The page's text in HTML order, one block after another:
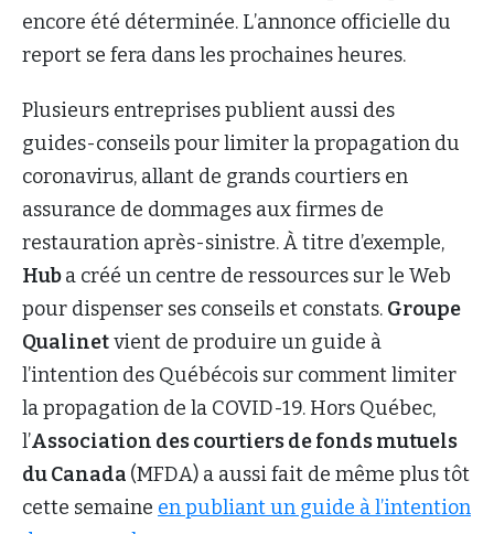
encore été déterminée. L’annonce officielle du
report se fera dans les prochaines heures.
Plusieurs entreprises publient aussi des
guides-conseils pour limiter la propagation du
coronavirus, allant de grands courtiers en
assurance de dommages aux firmes de
restauration après-sinistre. À titre d’exemple,
Huba créé un centre de ressources sur le Web
pour dispenser ses conseils et constats. Groupe
Qualinetvient de produire un guide à
l’intention des Québécois sur comment limiter
la propagation de la COVID-19. Hors Québec,
l’Association des courtiers de fonds mutuels
du Canada (MFDA) a aussi fait de même plus tôt
cette semaine en publiant un guide à l’intention